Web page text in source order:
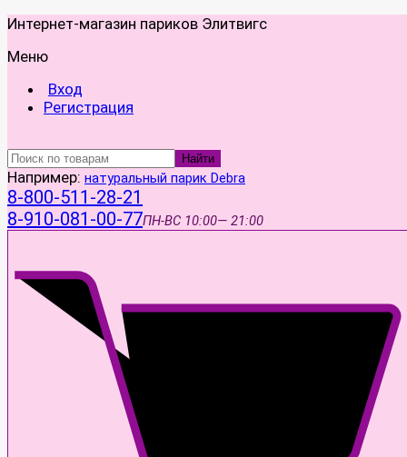
Интернет-магазин париков Элитвигс
Меню
Вход
Регистрация
Найти
Например: натуральный парик Debra
8-800-511-28-21
8-910-081-00-77ПН-ВС 10:00— 21:00